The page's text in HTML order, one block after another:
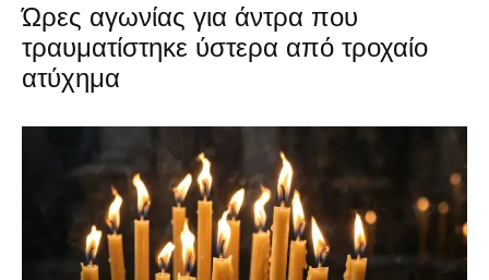
Ώρες αγωνίας για άντρα που
τραυματίστηκε ύστερα από τροχαίο
ατύχημα